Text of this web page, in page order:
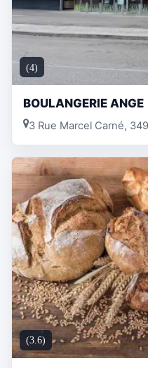
(4)
BOULANGERIE ANGE
3 Rue Marcel Carné,
(3.6)